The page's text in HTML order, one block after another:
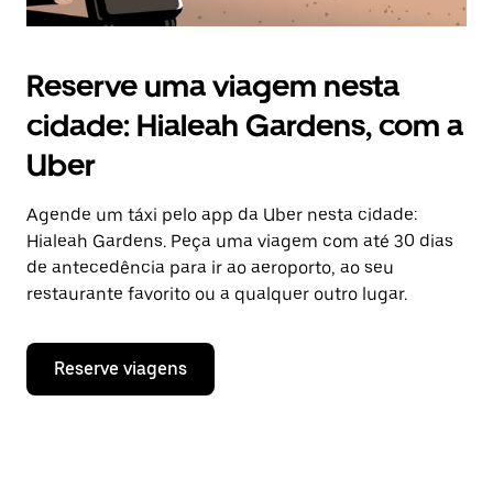
Reserve uma viagem nesta
cidade: Hialeah Gardens, com a
Uber
Agende um táxi pelo app da Uber nesta cidade:
Hialeah Gardens. Peça uma viagem com até 30 dias
de antecedência para ir ao aeroporto, ao seu
restaurante favorito ou a qualquer outro lugar.
Reserve viagens